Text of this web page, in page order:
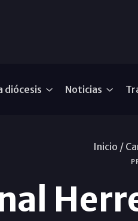
diócesis Noticias
Inicio /